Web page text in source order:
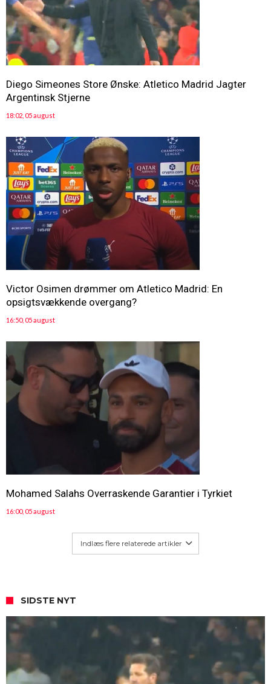
Diego Simeones Store Ønske: Atletico Madrid Jagter
Argentinsk Stjerne
18:02, 05 august
Victor Osimen drømmer om Atletico Madrid: En
opsigtsvækkende overgang?
16:50, 05 august
Mohamed Salahs Overraskende Garantier i Tyrkiet
16:00, 05 august
Indlæs flere relaterede artikler
SIDSTE NYT